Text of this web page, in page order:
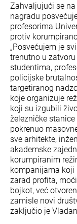
Zahvaljujući se
nagradu
profesorima
protiv
„Posvećujem je
trenutno u
studentima,
policijske
targetiranog
koje organizuje
koji su izgubili
železničke
pokrenuo
sve arhitekte,
akademske
korumpiranim
kompanijama koji
zarad profita,
bojkot, već
zamisle novi
zaključio je